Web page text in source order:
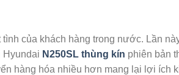
của khách hàng trong nước. Lần
Hyundai N250SL thùng kín phiên bản
hàng hóa nhiều hơn mang lại lợi ích